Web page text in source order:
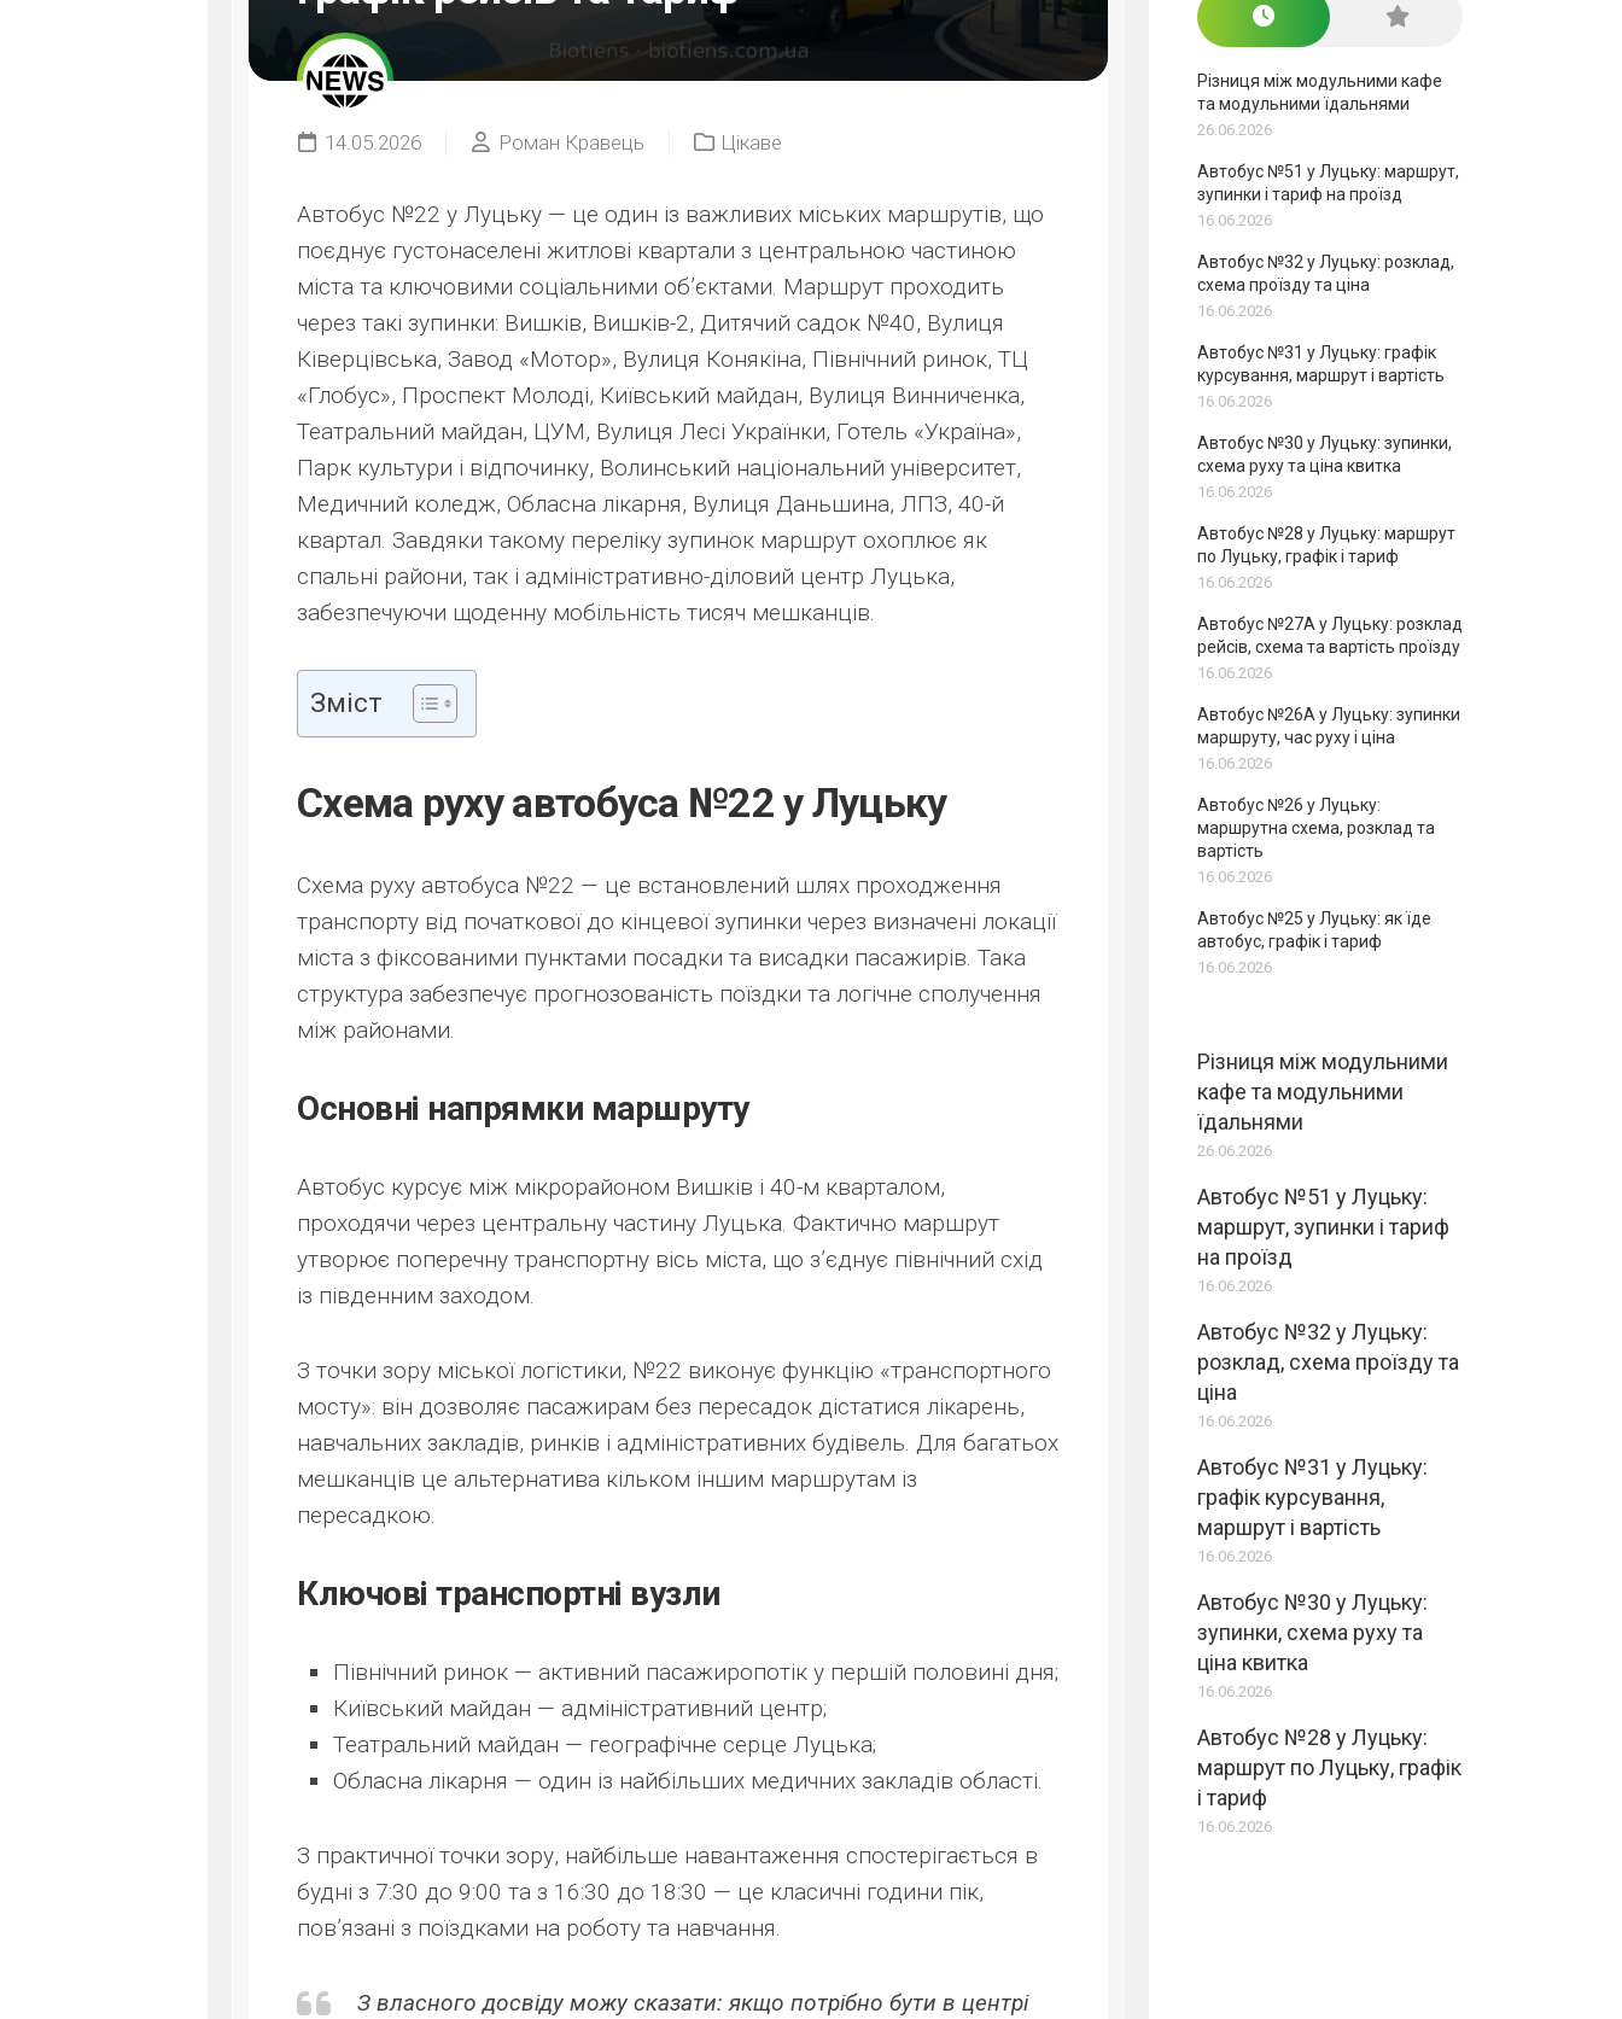
14.05.2026 Роман Кравець Цікаве
Автобус №22 у Луцьку — це один із важливих міських маршрутів, що
поєднує густонаселені житлові квартали з центральною частиною
міста та ключовими соціальними об’єктами. Маршрут проходить
через такі зупинки: Вишків, Вишків-2, Дитячий садок №40, Вулиця
Ківерцівська, Завод «Мотор», Вулиця Конякіна, Північний ринок, ТЦ
«Глобус», Проспект Молоді, Київський майдан, Вулиця Винниченка,
Театральний майдан, ЦУМ, Вулиця Лесі Українки, Готель «Україна»,
Парк культури і відпочинку, Волинський національний університет,
Медичний коледж, Обласна лікарня, Вулиця Даньшина, ЛПЗ, 40-й
квартал. Завдяки такому переліку зупинок маршрут охоплює як
спальні райони, так і адміністративно-діловий центр Луцька,
забезпечуючи щоденну мобільність тисяч мешканців.
Зміст
Схема руху автобуса №22 у Луцьку
Схема руху автобуса №22 — це встановлений шлях проходження
транспорту від початкової до кінцевої зупинки через визначені локації
міста з фіксованими пунктами посадки та висадки пасажирів. Така
структура забезпечує прогнозованість поїздки та логічне сполучення
між районами.
Основні напрямки маршруту
Автобус курсує між мікрорайоном Вишків і 40-м кварталом,
проходячи через центральну частину Луцька. Фактично маршрут
утворює поперечну транспортну вісь міста, що з’єднує північний схід
із південним заходом.
З точки зору міської логістики, №22 виконує функцію «транспортного
мосту»: він дозволяє пасажирам без пересадок дістатися лікарень,
навчальних закладів, ринків і адміністративних будівель. Для багатьох
мешканців це альтернатива кільком іншим маршрутам із
пересадкою.
Ключові транспортні вузли
Північний ринок — активний пасажиропотік у першій половині дня;
Київський майдан — адміністративний центр;
Театральний майдан — географічне серце Луцька;
Обласна лікарня — один із найбільших медичних закладів області.
З практичної точки зору, найбільше навантаження спостерігається в
будні з 7:30 до 9:00 та з 16:30 до 18:30 — це класичні години пік,
пов’язані з поїздками на роботу та навчання.
З власного досвіду можу сказати: якщо потрібно бути в центрі
Різниця між модульними кафе
та модульними їдальнями
26.06.2026
Автобус №51 у Луцьку: маршрут,
зупинки і тариф на проїзд
16.06.2026
Автобус №32 у Луцьку: розклад,
схема проїзду та ціна
16.06.2026
Автобус №31 у Луцьку: графік
курсування, маршрут і вартість
16.06.2026
Автобус №30 у Луцьку: зупинки,
схема руху та ціна квитка
16.06.2026
Автобус №28 у Луцьку: маршрут
по Луцьку, графік і тариф
16.06.2026
Автобус №27А у Луцьку: розклад
рейсів, схема та вартість проїзду
16.06.2026
Автобус №26А у Луцьку: зупинки
маршруту, час руху і ціна
16.06.2026
Автобус №26 у Луцьку:
маршрутна схема, розклад та
вартість
16.06.2026
Автобус №25 у Луцьку: як їде
автобус, графік і тариф
16.06.2026
Різниця між модульними
кафе та модульними
їдальнями
26.06.2026
Автобус №51 у Луцьку:
маршрут, зупинки і тариф
на проїзд
16.06.2026
Автобус №32 у Луцьку:
розклад, схема проїзду та
ціна
16.06.2026
Автобус №31 у Луцьку:
графік курсування,
маршрут і вартість
16.06.2026
Автобус №30 у Луцьку:
зупинки, схема руху та
ціна квитка
16.06.2026
Автобус №28 у Луцьку:
маршрут по Луцьку, графік
і тариф
16.06.2026